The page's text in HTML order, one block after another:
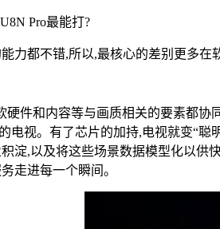
Pro最能打?
力都不错,所以,最核心的差别更多在
件和内容等与画质相关的要素都
电视。有了芯片的加持,电视就变“
淀,以及将这些场景数据模型化以
走进每一个瞬间。